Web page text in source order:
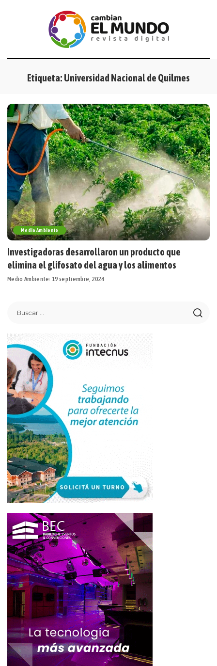
Etiqueta: Universidad Nacional de Quilmes
Medio Ambiente
Investigadoras desarrollaron un producto que
elimina el glifosato del agua y los alimentos
Medio Ambiente 19 septiembre, 2024